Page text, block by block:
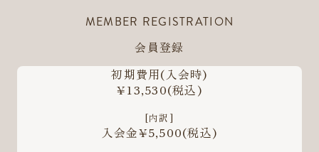
MEMBER REGISTRATION
会員登録
初期費用(入会時)
¥13,530(税込)
[内訳]
入会金¥5,500(税込)